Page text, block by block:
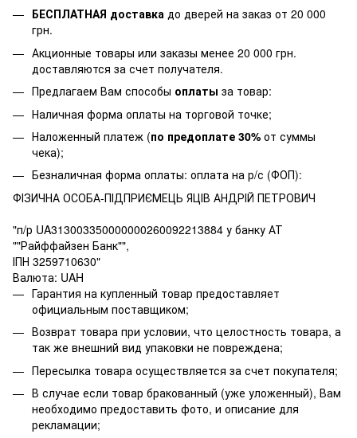
БЕСПЛАТНАЯ доставка до дверей на заказ от 20 000
грн.
Акционные товары или заказы менее 20 000 грн.
доставляются за счет получателя.
Предлагаем Вам способы оплаты за товар:
Наличная форма оплаты на торговой точке;
Наложенный платеж (по предоплате 30% от суммы
чека);
Безналичная форма оплаты: оплата на р/с (ФОП):
ФІЗИЧНА ОСОБА-ПІДПРИЄМЕЦЬ ЯЦІВ АНДРІЙ ПЕТРОВИЧ
"п/р UA313003350000000260092213884 у банку АТ
""Райффайзен Банк"",
ІПН 3259710630"
Валюта: UAH
Гарантия на купленный товар предоставляет
официальным поставщиком;
Возврат товара при условии, что целостность товара, а
так же внешний вид упаковки не повреждена;
Пересылка товара осуществляется за счет покупателя;
В случае если товар бракованный (уже уложенный), Вам
необходимо предоставить фото, и описание для
рекламации;